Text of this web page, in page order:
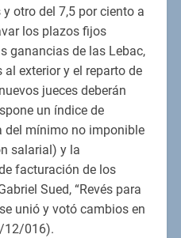
otro del 7,5 por ciento a
los plazos fijos
ganancias de las Lebac,
exterior y el reparto de
jueces deberán
un índice de
mínimo no imponible
salarial) y la
facturación de los
Sued, “Revés para
unió y votó cambios en
12/016).